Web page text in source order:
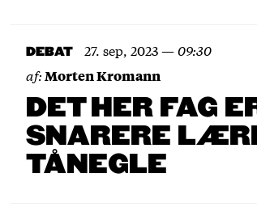
DEBAT 27. sep, 2023—09:30
af:Morten Kromann
DET HER FAG
SNARERE
TÅNEGLE